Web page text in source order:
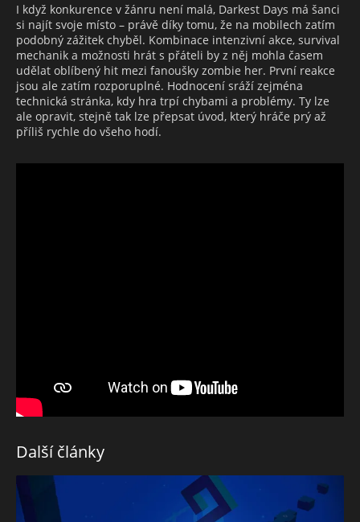
I když konkurence v žánru není malá, Darkest Days má šanci
si najít svoje místo – právě díky tomu, že na mobilech zatím
podobný zážitek chyběl. Kombinace intenzivní akce, survival
mechanik a možnosti hrát s přáteli by z něj mohla časem
udělat oblíbený hit mezi fanoušky zombie her. První reakce
jsou ale zatím rozporuplné. Hodnocení sráží zejména
technická stránka, kdy hra trpí chybami a problémy. Ty lze
ale opravit, stejně tak lze přepsat úvod, který hráče prý až
příliš rychle do všeho hodí.
Další články